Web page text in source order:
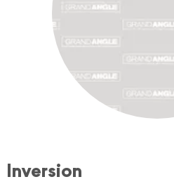
Inversion